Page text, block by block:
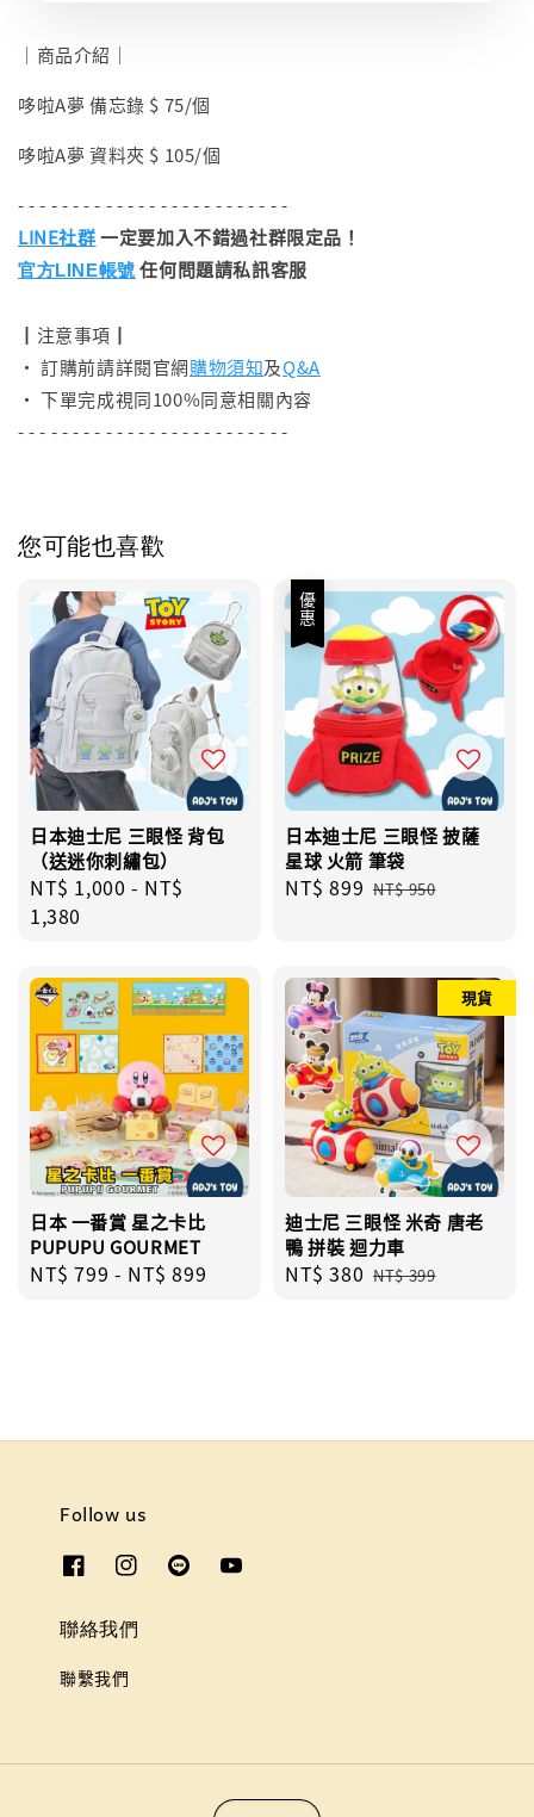
｜商品介紹｜
哆啦A夢 備忘錄 $ 75/個
哆啦A夢 資料夾 $ 105/個
- - - - - - - - - - - - - - - - - - - - - - - - -
LINE社群一定要加入不錯過社群限定品！
官方LINE帳號 任何問題請私訊客服
┃注意事項┃
• 訂購前請詳閱官網購物須知及Q&A
• 下單完成視同100%同意相關內容
- - - - - - - - - - - - - - - - - - - - - - - - -
您可能也喜歡
日本迪士尼 三眼怪 背包
（送迷你刺繡包）
Regular
price
NT$ 1,000 - NT$
1,380
優惠
日本迪士尼 三眼怪 披薩
星球 火箭 筆袋
Sale
NT$ 899 Regular
NT$ 950
日本 一番賞 星之卡比
PUPUPU GOURMET
Regular
NT$ 799 - NT$ 899
現貨
迪士尼 三眼怪 米奇 唐老
鴨 拼裝 迴力車
Sale
NT$ 380 Regular
NT$ 399
Follow us
聯絡我們
聯繫我們